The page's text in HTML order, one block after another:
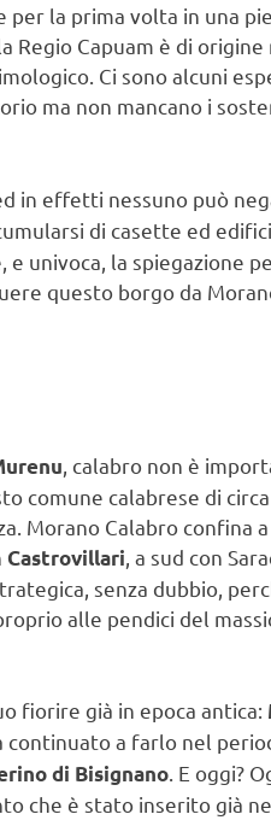
per la prima volta in una
Regio Capuam è di origine
Ci sono alcuni
ma non mancano i
in effetti nessuno può
di casette ed
univoca, la spiegazione
questo borgo da
, calabro non è
comune calabrese di
Morano Calabro confina
Castrovillari , a sud con
senza dubbio,
alle pendici del
fiorire già in epoca antica:
continuato a farlo nel
di Bisignano. E oggi?
che è stato inserito già